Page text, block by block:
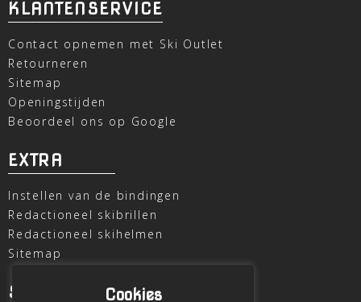
KLANTENSERVICE
Contact opnemen met Ski Outlet
Retourneren
Sitemap
Openingstijden
Beoordeel ons op Google
EXTRA
Instellen van de bindingen
Redactioneel skibrillen
Redactioneel skihelmen
Sitemap
SKI OUTLETCookies